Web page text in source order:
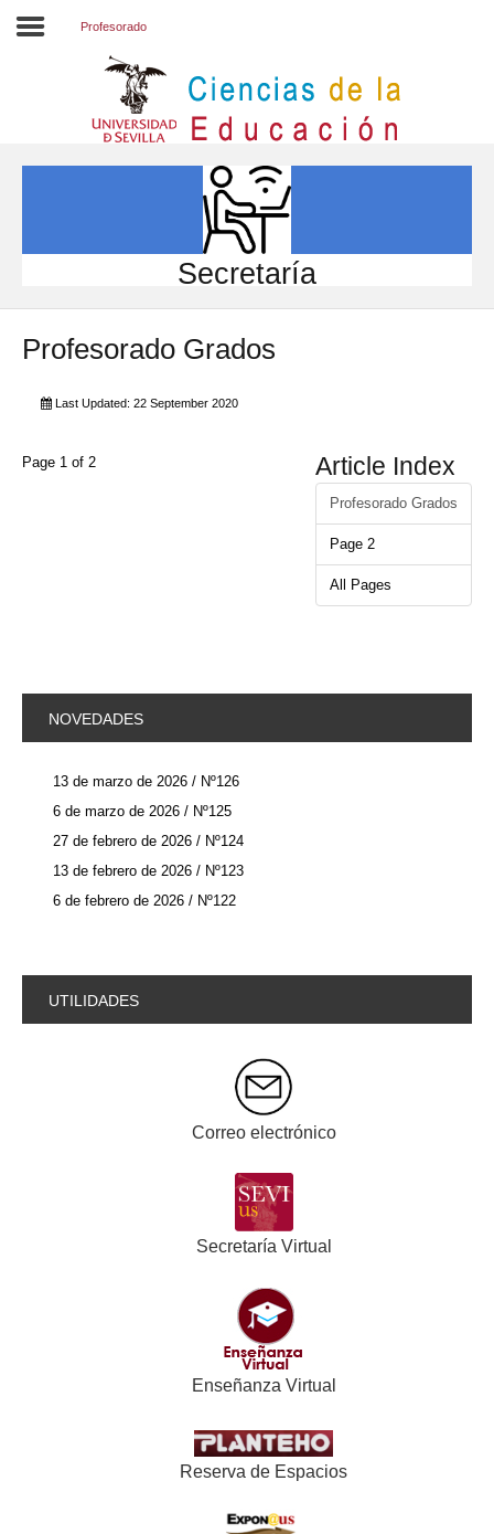
INVESTIGACIÓN
INTERNACIONAL
Directorio FCCE
Profesorado
Secretaría
Profesorado Grados
Last Updated: 22 September 2020
Article Index
Profesorado Grados
Page 2
All Pages
Page 1 of 2
NOVEDADES
13 de marzo de 2026 / Nº126
6 de marzo de 2026 / Nº125
27 de febrero de 2026 / Nº124
13 de febrero de 2026 / Nº123
6 de febrero de 2026 / Nº122
UTILIDADES
Correo electrónico
Secretaría Virtual
Enseñanza Virtual
Reserva de Espacios